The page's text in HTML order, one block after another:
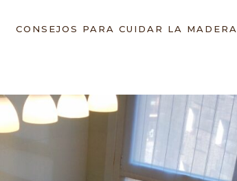
CONSEJOS PARA CUIDAR LA MADERA